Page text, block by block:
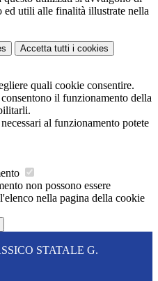
ed utili alle finalità illustrate nella
Accetta tutti i cookies
quali cookie consentire.
il funzionamento della
al funzionamento potete
non possono essere
nella pagina della cookie
STATALE G.